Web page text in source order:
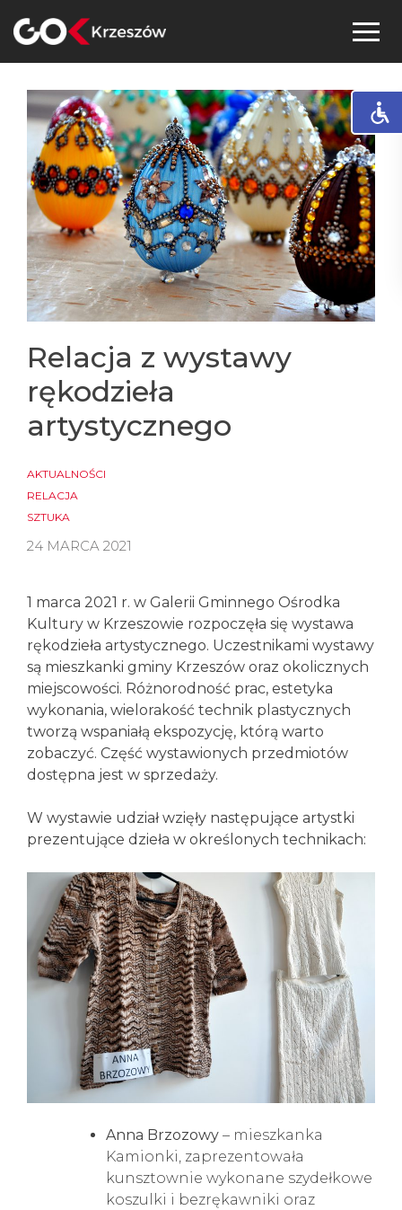
to
Relacja z wystawy
rękodzieła
artystycznego
AKTUALNOŚCI
RELACJA
SZTUKA
24 MARCA 2021
1 marca 2021 r. w Galerii Gminnego Ośrodka
Kultury w Krzeszowie rozpoczęła się wystawa
rękodzieła artystycznego. Uczestnikami wystawy
są mieszkanki gminy Krzeszów oraz okolicznych
miejscowości. Różnorodność prac, estetyka
wykonania, wielorakość technik plastycznych
tworzą wspaniałą ekspozycję, którą warto
zobaczyć. Część wystawionych przedmiotów
dostępna jest w sprzedaży.
W wystawie udział wzięły następujące artystki
prezentujące dzieła w określonych technikach:
Anna Brzozowy – mieszkanka
Kamionki, zaprezentowała
kunsztownie wykonane szydełkowe
koszulki i bezrękawniki oraz